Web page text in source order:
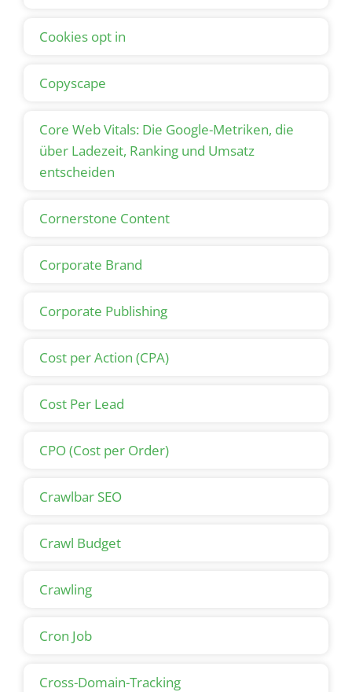
Cookies opt in
Copyscape
Core Web Vitals: Die Google-Metriken, die
über Ladezeit, Ranking und Umsatz
entscheiden
Cornerstone Content
Corporate Brand
Corporate Publishing
Cost per Action (CPA)
Cost Per Lead
CPO (Cost per Order)
Crawlbar SEO
Crawl Budget
Crawling
Cron Job
Cross-Domain-Tracking